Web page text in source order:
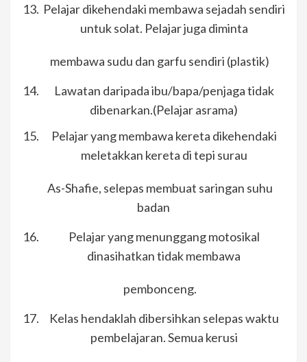
Pelajar dikehendaki membawa sejadah sendiri
untuk solat. Pelajar juga diminta
membawa sudu dan garfu sendiri (plastik)
Lawatan daripada ibu/bapa/penjaga tidak
dibenarkan.(Pelajar asrama)
Pelajar yang membawa kereta dikehendaki
meletakkan kereta di tepi surau
As-Shafie, selepas membuat saringan suhu
badan
Pelajar yang menunggang motosikal
dinasihatkan tidak membawa
pembonceng.
Kelas hendaklah dibersihkan selepas waktu
pembelajaran. Semua kerusi